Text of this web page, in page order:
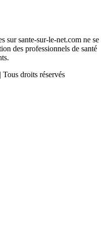
sur sante-sur-le-net.com ne se
des professionnels de santé
droits réservés